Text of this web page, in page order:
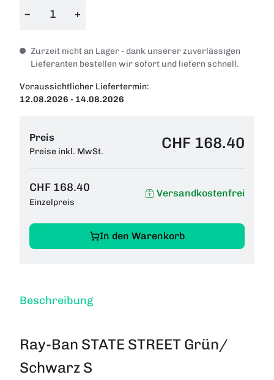
− +
Zurzeit nicht an Lager - dank unserer zuverlässigen
Lieferanten bestellen wir sofort und liefern schnell.
Voraussichtlicher Liefertermin:
12.08.2026 - 14.08.2026
Preis
Preise inkl. MwSt. CHF 168.40
CHF 168.40
Einzelpreis
Versandkostenfrei
In den Warenkorb
Beschreibung
Ray-Ban STATE STREET Grün/
Schwarz S